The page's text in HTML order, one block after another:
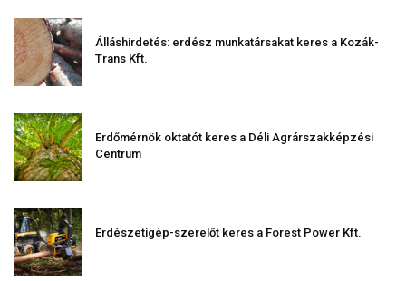
Álláshirdetés: erdész munkatársakat keres a Kozák-
Trans Kft.
Erdőmérnök oktatót keres a Déli Agrárszakképzési
Centrum
Erdészetigép-szerelőt keres a Forest Power Kft.